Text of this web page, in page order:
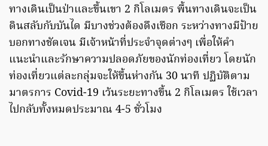
ทางเดินเป็นป่าและขึ้นเขา 2 กิโลเมตร พื้นทางเดินจะเป็น
ดินสลับกับบันได มีบางช่วงต้องดึงเชือก ระหว่างทางมีป้าย
บอกทางชัดเจน มีเจ้าหน้าที่ประจำจุดต่างๆ เพื่อให้คำ
แนะนำและรักษาความปลอดภัยของนักท่องเที่ยว โดยนัก
ท่องเที่ยวแต่ละกลุ่มจะให้ขึ้นห่างกัน 30 นาที ปฏิบัติตาม
มาตรการ Covid-19 เว้นระยะทางขึ้น 2 กิโลเมตร ใช้เวลา
ไปกลับทั้งหมดประมาณ 4-5 ชั่วโมง